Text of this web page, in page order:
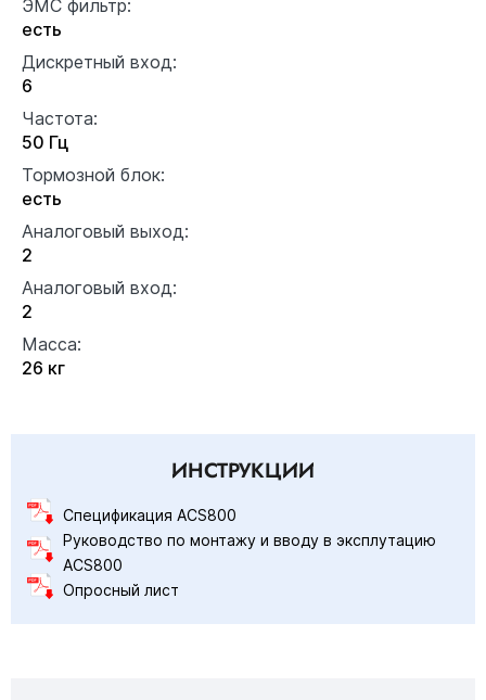
ЭМС фильтр:
есть
Дискретный вход:
6
Частота:
50 Гц
Тормозной блок:
есть
Аналоговый выход:
2
Аналоговый вход:
2
Масса:
26 кг
ИНСТРУКЦИИ
Спецификация ACS800
Руководство по монтажу и вводу в эксплутацию
ACS800
Опросный лист